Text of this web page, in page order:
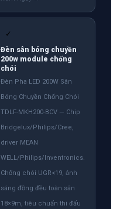
✓
Đèn sân bóng chuyền
200w module chống
chói
Đèn Pha LED 200W Sân
Bóng Chuyền Chống Chói
TDLF-MKH200-BCV — Chip
Bridgelux/Philips/Cree,
driver MEAN
WELL/Philips/Inventronics.
Chống chói UGR<19, ánh
sáng đồng đều toàn sân
18×9m, tiêu chuẩn thi đấu